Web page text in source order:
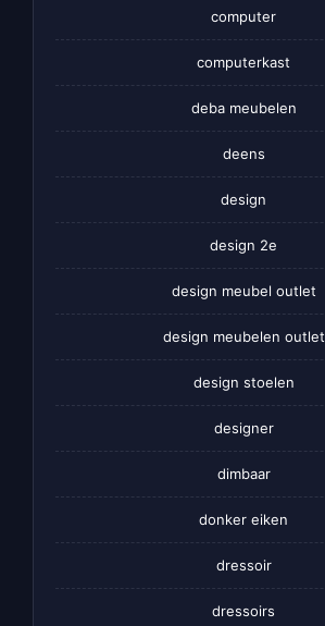
computer
computerkast
deba meubelen
deens
design
design 2e
design meubel outlet
design meubelen outlet
design stoelen
designer
dimbaar
donker eiken
dressoir
dressoirs